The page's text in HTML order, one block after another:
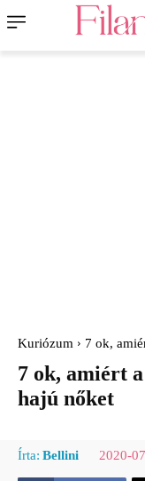
Kuriózum 7 ok,
7 ok, amiért
hajú nőket
Írta: Bellini 2020-